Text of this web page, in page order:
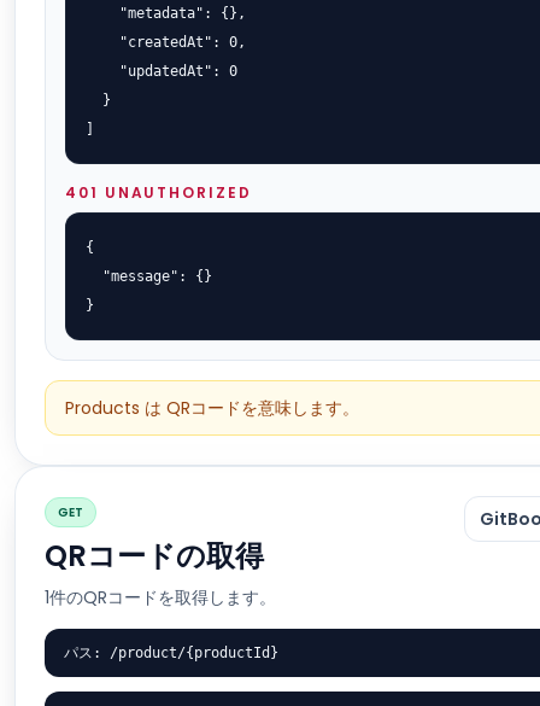
    "metadata": {},
    "createdAt": 0,
    "updatedAt": 0
  }
401 UNAUTHORIZED
{
  "message": {}
}
Products は QRコードを意味します。
GET
QRコードの取得
1件のQRコードを取得します。
パス: /product/{productId}